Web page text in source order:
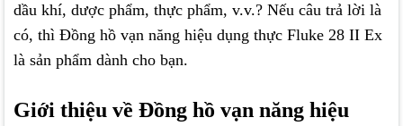
dầu khí, dược phẩm, thực phẩm, v.v.? Nếu câu trả lời là
có, thì Đồng hồ vạn năng hiệu dụng thực Fluke 28 II Ex
là sản phẩm dành cho bạn.
Giới thiệu về Đồng hồ vạn năng hiệu